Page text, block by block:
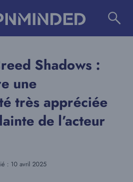
Shadows :
une
très appréciée
de l’acteur
: 10 avril 2025